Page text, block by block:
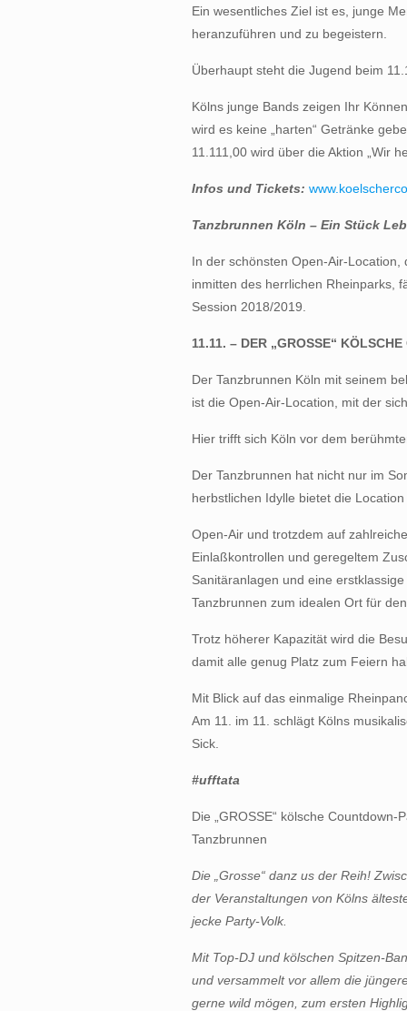
Ein wesentliches Ziel ist es, junge
heranzuführen und zu begeistern.
Überhaupt steht die Jugend beim
Kölns junge Bands zeigen Ihr
wird es keine „harten“ Getränke
11.111,00 wird über die Aktion „Wir
Infos und Tickets:
Tanzbrunnen Köln – Ein Stück
In der schönsten Open-Air-
inmitten des herrlichen Rheinparks,
Session 2018/2019.
11.11. – DER „GROSSE“
Der Tanzbrunnen Köln mit seinem
ist die Open-Air-Location, mit der
Hier trifft sich Köln vor dem
Der Tanzbrunnen hat nicht nur im
herbstlichen Idylle bietet die
Open-Air und trotzdem auf
Einlaßkontrollen und geregeltem
Sanitäranlagen und eine
Tanzbrunnen zum idealen Ort für
Trotz höherer Kapazität wird die
damit alle genug Platz zum Feiern
Mit Blick auf das einmalige
Am 11. im 11. schlägt Kölns
Sick.
#ufftata
Die „GROSSE“ kölsche
Tanzbrunnen
Die „Grosse“ danz us der Reih!
der Veranstaltungen von Kölns
jecke Party-Volk.
Mit Top-DJ und kölschen Spitzen-
und versammelt vor allem die
gerne wild mögen, zum ersten